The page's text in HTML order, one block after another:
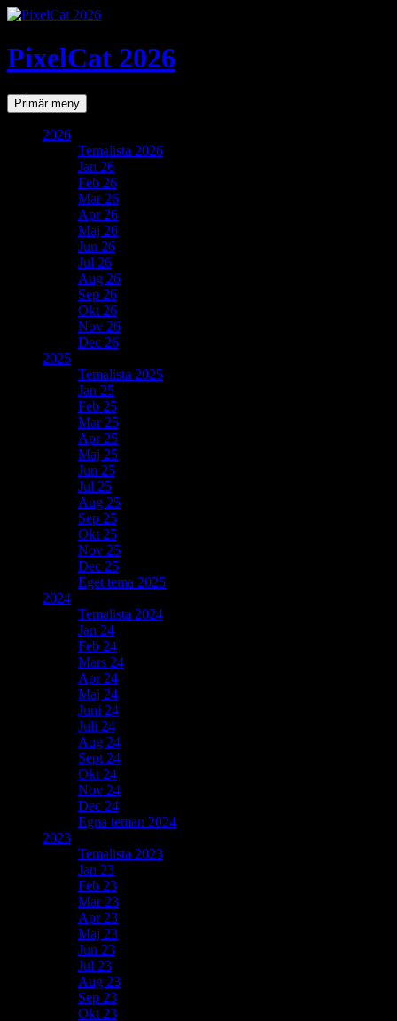
PixelCat 2026
SökPrimär meny Gå
till
2026
Temalista 2026
Jan 26
Feb 26
Mar 26
Apr 26
Maj 26
Jun 26
Jul 26
Aug 26
Sep 26
Okt 26
Nov 26
Dec 26
2025
Temalista 2025
Jan 25
Feb 25
Mar 25
Apr 25
Maj 25
Jun 25
Jul 25
Aug 25
Sep 25
Okt 25
Nov 25
Dec 25
Eget tema 2025
2024
Temalista 2024
Jan 24
Feb 24
Mars 24
Apr 24
Maj 24
Juni 24
Juli 24
Aug 24
Sept 24
Okt 24
Nov 24
Dec 24
Egna teman 2024
2023
Temalista 2023
Jan 23
Feb 23
Mar 23
Apr 23
Maj 23
Jun 23
Jul 23
Aug 23
Sep 23
Okt 23